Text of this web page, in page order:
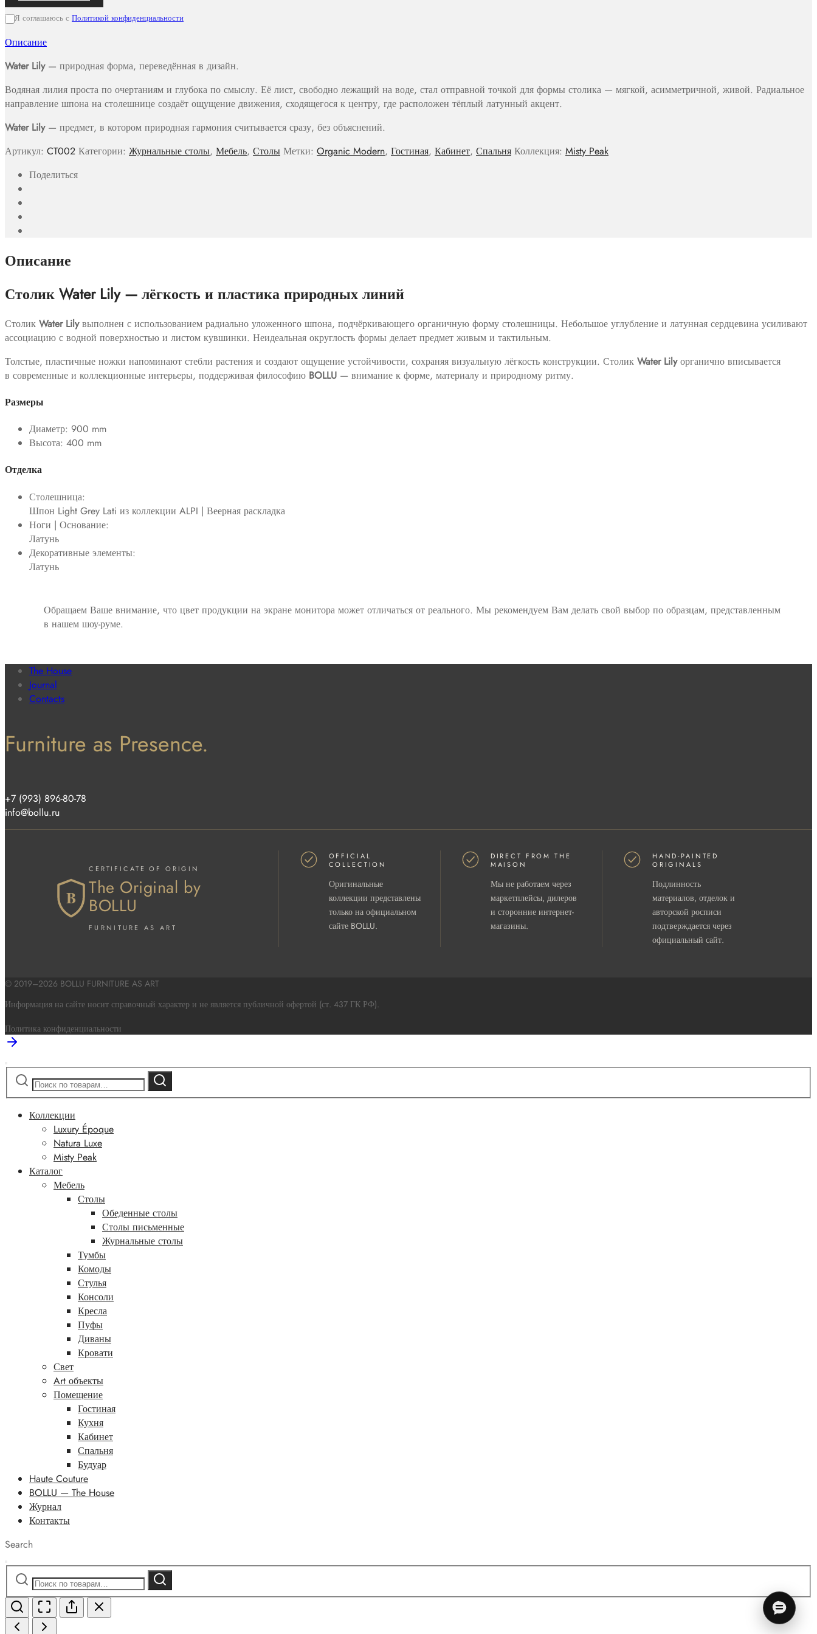
Я соглашаюсь с Политикой конфиденциальности
Описание
Water Lily— природная форма, переведённая в дизайн.
Водяная лилия проста по очертаниям и глубока по смыслу. Её лист, свободно лежащий на воде, стал отправной точкой для формы столика — мягкой, асимметричной, живой. Радиальное
направление шпона на столешнице создаёт ощущение движения, сходящегося к центру, где расположен тёплый латунный акцент.
Water Lily— предмет, в котором природная гармония считывается сразу, без объяснений.
Артикул: CT002 Категории: Журнальные столы, Мебель, Столы Метки: Organic Modern, Гостиная, Кабинет, Спальня Коллекция: Misty Peak
Поделиться
Описание
Столик Water Lily — лёгкость и пластика природных линий
Столик Water Lilyвыполнен с использованием радиально уложенного шпона, подчёркивающего органичную форму столешницы. Небольшое углубление и латунная сердцевина усиливают
ассоциацию с водной поверхностью и листом кувшинки. Неидеальная округлость формы делает предмет живым и тактильным.
Толстые, пластичные ножки напоминают стебли растения и создают ощущение устойчивости, сохраняя визуальную лёгкость конструкции. Столик Water Lilyорганично вписывается
в современные и коллекционные интерьеры, поддерживая философию BOLLU — внимание к форме, материалу и природному ритму.
Размеры
Диаметр: 900 mm
Высота: 400 mm
Отделка
Столешница:
Шпон Light Grey Lati из коллекции ALPI | Веерная раскладка
Ноги | Основание:
Латунь
Декоративные элементы:
Латунь
Обращаем Ваше внимание, что цвет продукции на экране монитора может отличаться от реального. Мы рекомендуем Вам делать свой выбор по образцам, представленным
в нашем шоу-руме.
The House
Journal
Contacts
Furniture as Presence.
+7 (993) 896-80-78
info@bollu.ru
B
CERTIFICATE OF ORIGIN
The Original by
BOLLU
FURNITURE AS ART
OFFICIAL
COLLECTION
Оригинальные
коллекции представлены
только на официальном
сайте BOLLU.
DIRECT FROM THE
MAISON
Мы не работаем через
маркетплейсы, дилеров
и сторонние интернет-
магазины.
HAND-PAINTED
ORIGINALS
Подлинность
материалов, отделок и
авторской росписи
подтверждается через
официальный сайт.
© 2019–2026 BOLLU FURNITURE AS ART
Информация на сайте носит справочный характер и не является публичной офертой (ст. 437 ГК РФ).
Политика конфиденциальности
Искать: Поиск
Коллекции
Luxury Époque
Natura Luxe
Misty Peak
Каталог
Мебель
Столы
Обеденные столы
Столы письменные
Журнальные столы
Тумбы
Комоды
Стулья
Консоли
Кресла
Пуфы
Диваны
Кровати
Свет
Art объекты
Помещение
Гостиная
Кухня
Кабинет
Спальня
Будуар
Haute Couture
BOLLU — The House
Журнал
Контакты
Search
Искать:
Поиск